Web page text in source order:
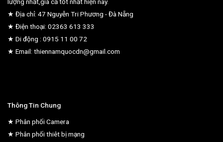
★ Địa chỉ: 47 Nguyễn Tri Phương - Đà Nẵng
★ Điện thoại: 02363 613 333
★ Di động : 0915 11 00 72
★ Email: thiennamquocdn@gmail.com
Thông Tin Chung
★ Phân phối Camera
★ Phân phối thiêt bị mạng